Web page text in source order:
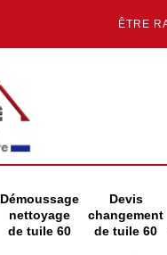
ÊTRE
Démoussage
nettoyage
de tuile 60
Devis
changement
de tuile 60